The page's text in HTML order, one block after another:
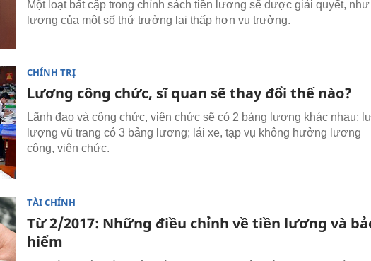
Một loạt bất cập trong chính sách tiền lương sẽ được giải quyết, như
lương của một số thứ trưởng lại thấp hơn vụ trưởng.
CHÍNH TRỊ
Lương công chức, sĩ quan sẽ thay đổi thế nào?
Lãnh đạo và công chức, viên chức sẽ có 2 bảng lương khác nhau;
lượng vũ trang có 3 bảng lương; lái xe, tạp vụ không hưởng lương
công, viên chức.
TÀI CHÍNH
Từ 2/2017: Những điều chỉnh về tiền lương và
hiểm